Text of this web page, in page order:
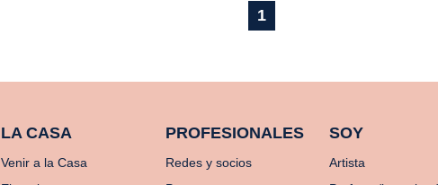
1
LA CASA
Venir a la Casa
PROFESIONALES
Redes y socios
SOY
Artista